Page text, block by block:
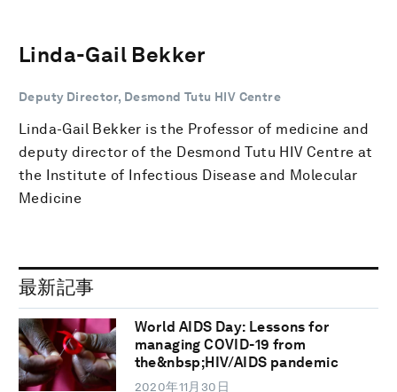
Linda-Gail Bekker
Deputy Director, Desmond Tutu HIV Centre
Linda-Gail Bekker is the Professor of medicine and
deputy director of the Desmond Tutu HIV Centre at
the Institute of Infectious Disease and Molecular
Medicine
最新記事
World AIDS Day: Lessons for
managing COVID-19 from
the&nbsp;HIV/AIDS pandemic
2020年11月30日